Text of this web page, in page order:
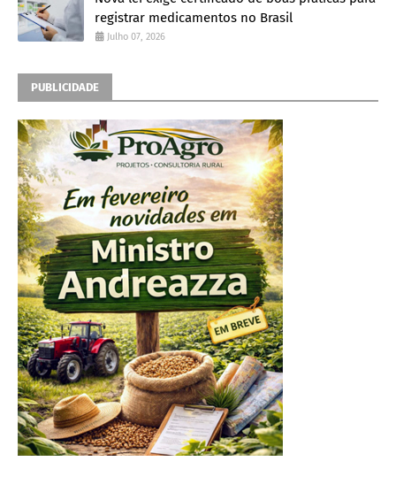
registrar medicamentos no Brasil
Julho 07, 2026
PUBLICIDADE